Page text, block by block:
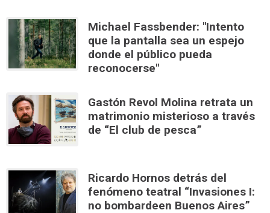
Michael Fassbender: "Intento
que la pantalla sea un espejo
donde el público pueda
reconocerse"
Gastón Revol Molina retrata un
matrimonio misterioso a través
de “El club de pesca”
Ricardo Hornos detrás del
fenómeno teatral “Invasiones I:
no bombardeen Buenos Aires”